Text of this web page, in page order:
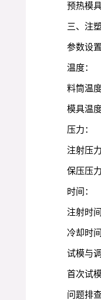
预热模
三、注
参数设置
温度：
料筒温
模具温
压力：
注射压
保压压
时间：
注射时
冷却时
试模与
首次试
问题排查